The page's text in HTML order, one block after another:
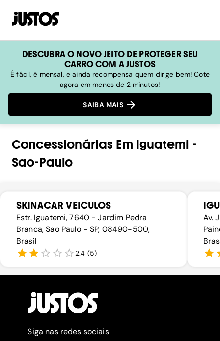
DESCUBRA O NOVO JEITO DE PROTEGER SEU
CARRO COM A JUSTOS
É fácil, é mensal, e ainda recompensa quem dirige bem! Cote
agora em menos de 2 minutos!
SAIBA MAIS
Concessionárias Em Iguatemi -
Sao-Paulo
SKINACAR VEICULOS
Estr. Iguatemi, 7640 - Jardim Pedra
Branca, São Paulo - SP, 08490-500,
Brasil
2.4 (5)
Av.
Siga nas redes sociais